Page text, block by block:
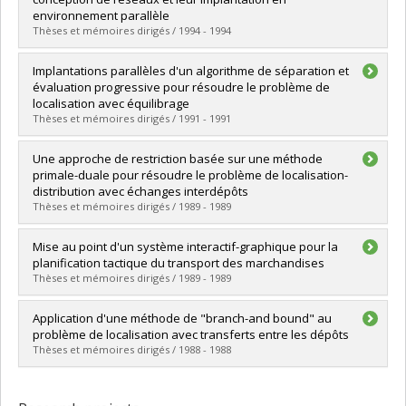
Grade :M. Sc.
Lien vers le document dans Papyrus
environnement parallèle
Thèses et mémoires dirigés / 1994 - 1994
Graduate :Gendron, Bernard
Cycle :Doctoral
Grade :Ph. D.
Lien vers le document dans Papyrus
Implantations parallèles d'un algorithme de séparation et
évaluation progressive pour résoudre le problème de
localisation avec équilibrage
Thèses et mémoires dirigés / 1991 - 1991
Graduate :Gendron, Bernard
Cycle :Master's
Grade :M. Sc.
Lien vers le document dans Papyrus
Une approche de restriction basée sur une méthode
primale-duale pour résoudre le problème de localisation-
distribution avec échanges interdépôts
Thèses et mémoires dirigés / 1989 - 1989
Graduate :Tétreault, Nicole
Cycle :Master's
Grade :M. Sc.
Lien vers le document dans Papyrus
Mise au point d'un système interactif-graphique pour la
planification tactique du transport des marchandises
Thèses et mémoires dirigés / 1989 - 1989
Graduate :Mondou, Jean-François
Cycle :Master's
Grade :M. Sc.
Lien vers le document dans Papyrus
Application d'une méthode de "branch-and bound" au
problème de localisation avec transferts entre les dépôts
Thèses et mémoires dirigés / 1988 - 1988